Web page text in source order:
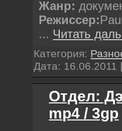
Жанр:
Режиссер:
... Читать
Категория:
Дата: 16.06.2011
Отдел:
mp4 / 3gp